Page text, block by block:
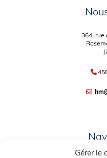
Gérer le
364, rue